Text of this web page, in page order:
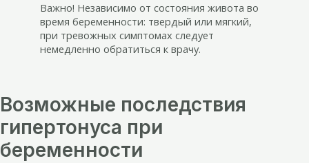
Важно! Независимо от состояния живота во
время беременности: твердый или мягкий,
при тревожных симптомах следует
немедленно обратиться к врачу.
Возможные последствия
гипертонуса при
беременности